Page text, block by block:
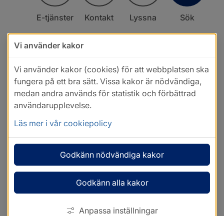
E-tjänster Kontakt Lyssna Sök
Vi använder kakor
Vi använder kakor (cookies) för att webbplatsen ska
fungera på ett bra sätt. Vissa kakor är nödvändiga,
medan andra används för statistik och förbättrad
användarupplevelse.
Läs mer i vår cookiepolicy
Godkänn nödvändiga kakor
Godkänn alla kakor
Anpassa inställningar